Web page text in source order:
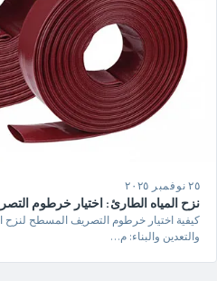
٢٥ نوفمبر ٢٠٢٥
نزح المياه الطارئ: اختيار خرطوم
كيفية اختيار خرطوم التصريف المسطح لنزح
والتعدين والبناء: م…